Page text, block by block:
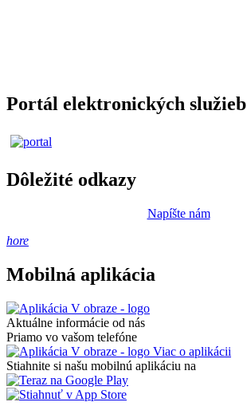
Portál elektronických služieb
Dôležité odkazy
Napíšte nám
hore
Mobilná aplikácia
Aktuálne informácie od nás
Priamo vo vašom telefóne
Viac o aplikácii
Stiahnite si našu mobilnú aplikáciu na